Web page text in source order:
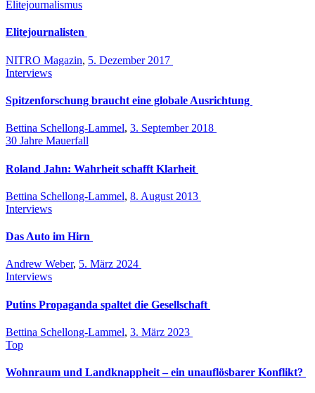
Elitejournalismus
Elitejournalisten
NITRO Magazin, 5. Dezember 2017
Interviews
Spitzenforschung braucht eine globale Ausrichtung
Bettina Schellong-Lammel, 3. September 2018
30 Jahre Mauerfall
Roland Jahn: Wahrheit schafft Klarheit
Bettina Schellong-Lammel, 8. August 2013
Interviews
Das Auto im Hirn
Andrew Weber, 5. März 2024
Interviews
Putins Propaganda spaltet die Gesellschaft
Bettina Schellong-Lammel, 3. März 2023
Top
Wohnraum und Landknappheit – ein unauflösbarer Konflikt?